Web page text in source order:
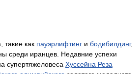
такие как пауэрлифтинг и бодибилдинг,
среди иранцев. Недавние успехи
супертяжеловеса Хуссейна Реза